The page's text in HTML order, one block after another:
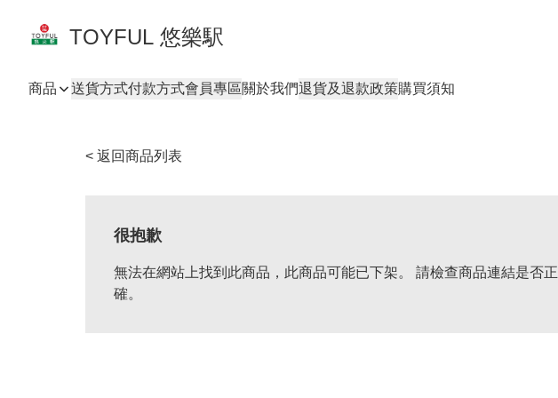
TOYFUL 悠樂駅
商品 送貨方式付款方式會員專區關於我們退貨及退款政策購買須知
< 返回商品列表
很抱歉
無法在網站上找到此商品，此商品可能已下架。 請檢查商品連結是否正
確。